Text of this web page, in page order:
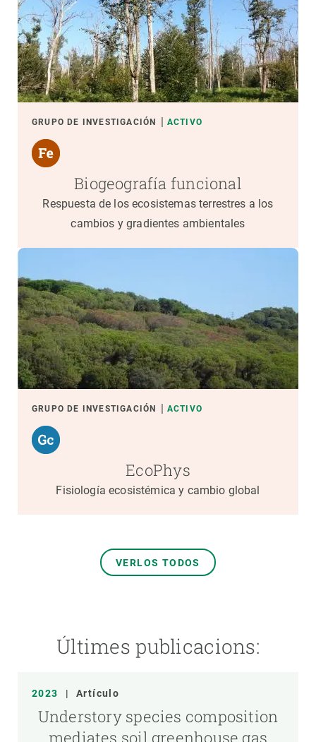
GRUPO DE INVESTIGACIÓN ACTIVO
Biogeografía funcional
Respuesta de los ecosistemas terrestres a los
cambios y gradientes ambientales
GRUPO DE INVESTIGACIÓN ACTIVO
EcoPhys
Fisiología ecosistémica y cambio global
VERLOS TODOS
Últimes publicacions:
2023 | Artículo
Understory species composition
mediates soil greenhouse gas